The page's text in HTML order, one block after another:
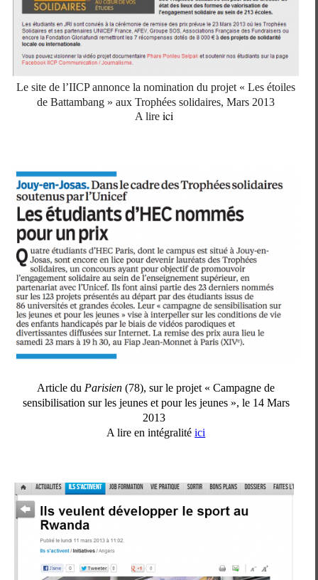
Le site de l’IICP annonce la nomination du projet « Les étoiles
de Battambang » aux Trophées solidaires, Mars 2013
A lireici
Article du Parisien (78), sur le projet « Campagne de
sensibilisation sur les jeunes et pour les jeunes », le 14 Mars
2013
A lire en intégralitéici